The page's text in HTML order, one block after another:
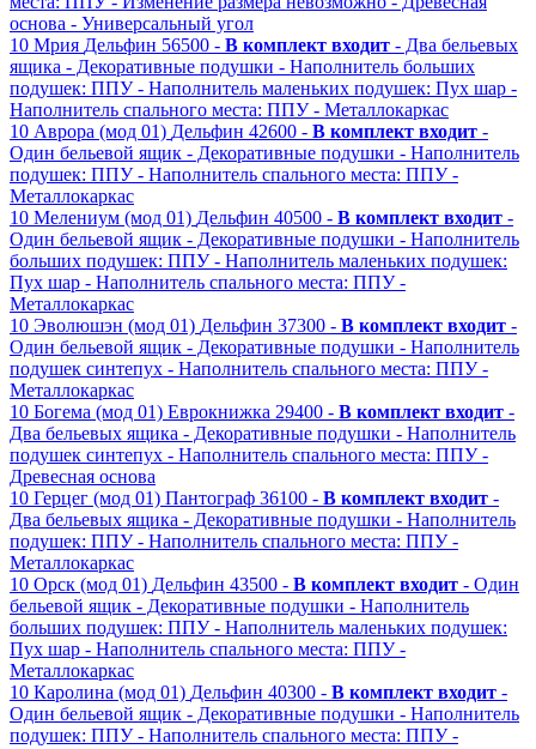
основа - Универсальный угол
10 Мрия Дельфин 56500 - В комплект входит - Два бельевых
ящика - Декоративные подушки - Наполнитель больших
подушек: ППУ - Наполнитель маленьких подушек: Пух шар -
Наполнитель спального места: ППУ - Металлокаркас
10 Аврора (мод 01) Дельфин 42600 - В комплект входит -
Один бельевой ящик - Декоративные подушки - Наполнитель
подушек: ППУ - Наполнитель спального места: ППУ -
Металлокаркас
10 Мелениум (мод 01) Дельфин 40500 - В комплект входит -
Один бельевой ящик - Декоративные подушки - Наполнитель
больших подушек: ППУ - Наполнитель маленьких подушек:
Пух шар - Наполнитель спального места: ППУ -
Металлокаркас
10 Эволюшэн (мод 01) Дельфин 37300 - В комплект входит -
Один бельевой ящик - Декоративные подушки - Наполнитель
подушек синтепух - Наполнитель спального места: ППУ -
Металлокаркас
10 Богема (мод 01) Еврокнижка 29400 - В комплект входит -
Два бельевых ящика - Декоративные подушки - Наполнитель
подушек синтепух - Наполнитель спального места: ППУ -
Древесная основа
10 Герцег (мод 01) Пантограф 36100 - В комплект входит -
Два бельевых ящика - Декоративные подушки - Наполнитель
подушек: ППУ - Наполнитель спального места: ППУ -
Металлокаркас
10 Орск (мод 01) Дельфин 43500 - В комплект входит - Один
бельевой ящик - Декоративные подушки - Наполнитель
больших подушек: ППУ - Наполнитель маленьких подушек:
Пух шар - Наполнитель спального места: ППУ -
Металлокаркас
10 Каролина (мод 01) Дельфин 40300 - В комплект входит -
Один бельевой ящик - Декоративные подушки - Наполнитель
подушек: ППУ - Наполнитель спального места: ППУ -